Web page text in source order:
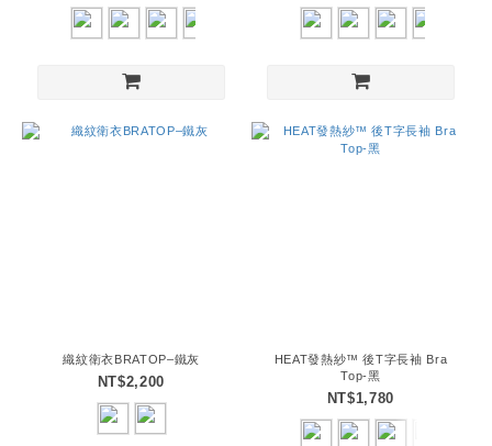
織紋衛衣BRATOP–鐵灰
NT$2,200
HEAT發熱紗™ 後T字長袖 Bra
Top-黑
NT$1,780